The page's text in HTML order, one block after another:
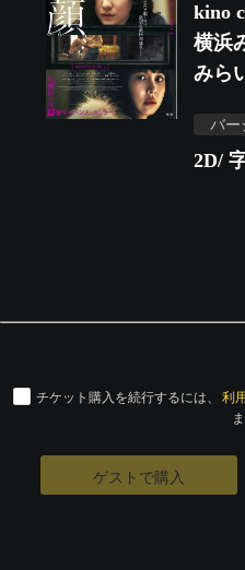
kino
横浜
みら
バー
2D/
チケット購入を続行するには、 利
ゲストで購入